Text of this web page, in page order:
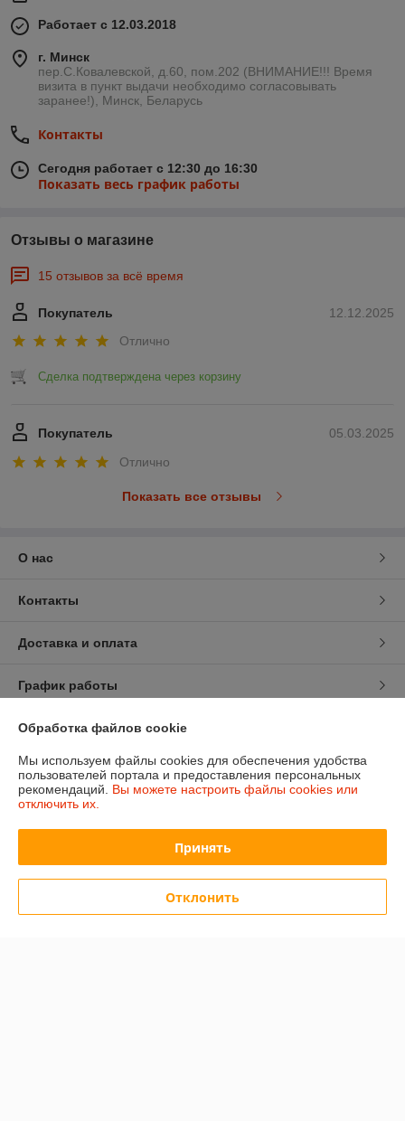
Работает с 12.03.2018
г. Минск
пер.С.Ковалевской, д.60, пом.202 (ВНИМАНИЕ!!! Время
визита в пункт выдачи необходимо согласовывать
заранее!), Минск, Беларусь
Контакты
Сегодня работает с 12:30 до 16:30
Показать весь график работы
Отзывы о магазине
15 отзывов за всё время
12.12.2025
Покупатель
Отлично
Сделка подтверждена через корзину
05.03.2025
Покупатель
Отлично
Показать все отзывы
О нас
Контакты
Доставка и оплата
График работы
Полная версия сайта
Политика обработки cookies
Сайт создан на платформе Deal.by
Обработка файлов cookie
Мы используем файлы cookies для обеспечения удобства
пользователей портала и предоставления персональных
рекомендаций. Вы можете настроить файлы cookies или
отключить их.
Принять
Отклонить